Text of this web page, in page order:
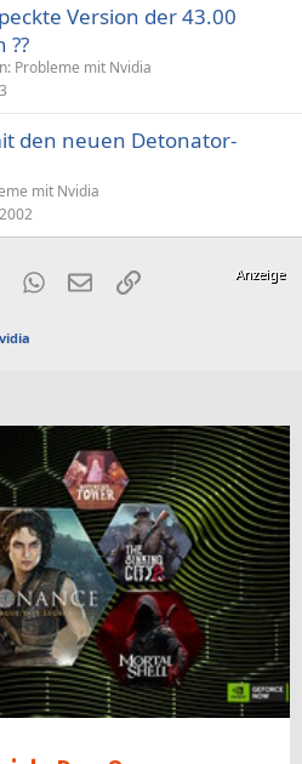
Version der 43.00
??
Probleme mit Nvidia
den neuen Detonator-
mit Nvidia
WhatsApp
E-MailLink